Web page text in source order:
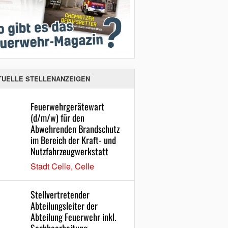
STELLENANZEIGEN
Feuerwehrgerätewart
(d/m/w) für den
Abwehrenden Brandschutz
im Bereich der Kraft- und
Nutzfahrzeugwerkstatt
Stadt Celle, Celle
Stellvertretender
Abteilungsleiter der
Abteilung Feuerwehr inkl.